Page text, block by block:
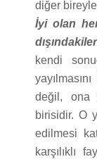
diğer
İyi olan
kendi
değil, ona
birisidir. O
edilmesi
karşılıklı